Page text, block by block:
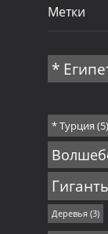
Метки
*
* Турция (5)
Деревья(3)